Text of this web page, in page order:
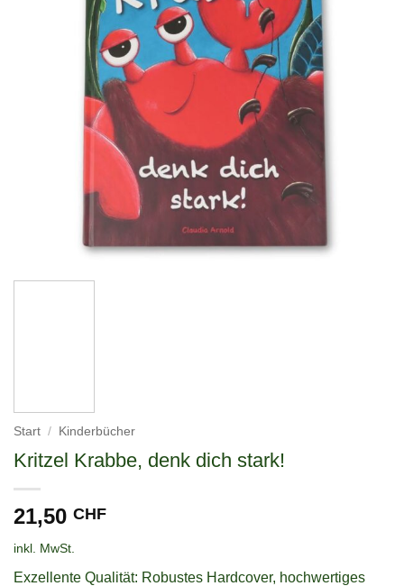
Start / Kinderbücher
Kritzel Krabbe, denk dich stark!
21,50 CHF
inkl. MwSt.
Exzellente Qualität: Robustes Hardcover, hochwertiges